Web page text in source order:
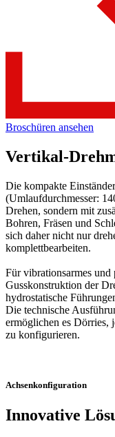
Broschüren ansehen
Vertikal-
Die kompakte
(Umlaufdurchmesser:
Drehen, sondern mit
Bohren, Fräsen und
sich daher nicht nur
komplettbearbeiten.
Für vibrationsarmes und
Gusskonstruktion der
hydrostatische
Die technische
ermöglichen es Dörries,
zu konfigurieren.
Achsenkonfiguration
Innovative